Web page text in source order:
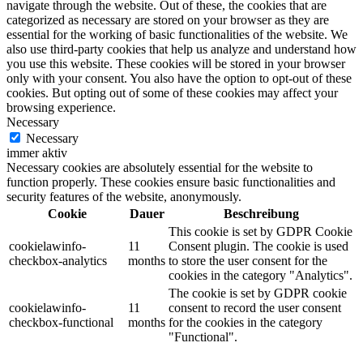
navigate through the website. Out of these, the cookies that are
categorized as necessary are stored on your browser as they are
essential for the working of basic functionalities of the website. We
also use third-party cookies that help us analyze and understand how
you use this website. These cookies will be stored in your browser
only with your consent. You also have the option to opt-out of these
cookies. But opting out of some of these cookies may affect your
browsing experience.
Necessary
Necessary
immer aktiv
Necessary cookies are absolutely essential for the website to
function properly. These cookies ensure basic functionalities and
security features of the website, anonymously.
Cookie
Dauer Beschreibung
cookielawinfo-
checkbox-analytics
11
months
This cookie is set by GDPR Cookie
Consent plugin. The cookie is used
to store the user consent for the
cookies in the category "Analytics".
cookielawinfo-
checkbox-functional
11
months
The cookie is set by GDPR cookie
consent to record the user consent
for the cookies in the category
"Functional".